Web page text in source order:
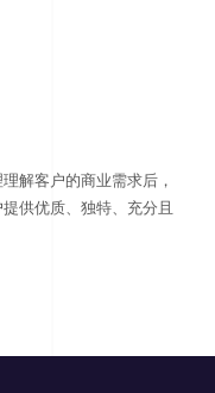
解客户的商业需求后，
供优质、独特、充分且